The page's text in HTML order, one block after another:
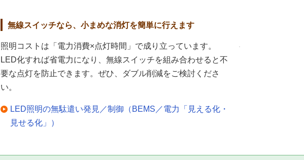
無線スイッチなら、小まめな消灯を簡単に行えます
照明コストは「電力消費×点灯時間」で成り立っています。
LED化すれば省電力になり、無線スイッチを組み合わせると不
要な点灯を防止できます。ぜひ、ダブル削減をご検討くださ
い。
LED照明の無駄遣い発見／制御（BEMS／電力「見える化・
見せる化」）